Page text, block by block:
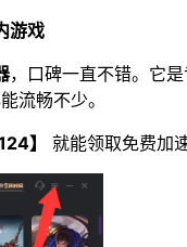
游戏
，口碑一直不错。它
流畅不少。
】 就能领取免费加